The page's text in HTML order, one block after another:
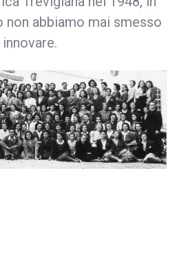
abbiamo mai smesso